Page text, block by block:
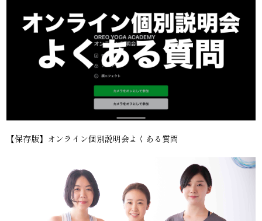
【保存版】オンライン個別説明会よくある質問